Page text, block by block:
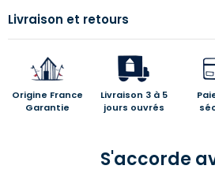
Livraison et retours
Origine France
Garantie
Livraison 3 à 5
jours ouvrés
S'accorde